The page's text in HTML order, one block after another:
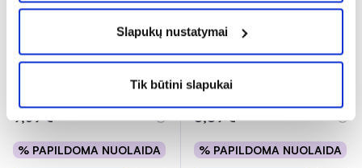
Slapukų nustatymai
Tik būtini slapukai
G.U.M gelis AFTACLEAR,
9,59 €
% PAPILDOMA NUOLAIDA
MASTU žvakutės, 10 vnt.
Įvertinimas 4.5 iš 5
8,89 €
% PAPILDOMA NUOLAIDA